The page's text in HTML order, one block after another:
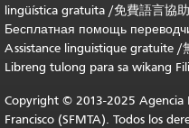
lingüística gratuita /免費語言協助
Бесплатная помощь
Assistance linguistique gratuite /
Libreng tulong para sa wikang
Copyright © 2013-2025 Agencia
Francisco (SFMTA). Todos los